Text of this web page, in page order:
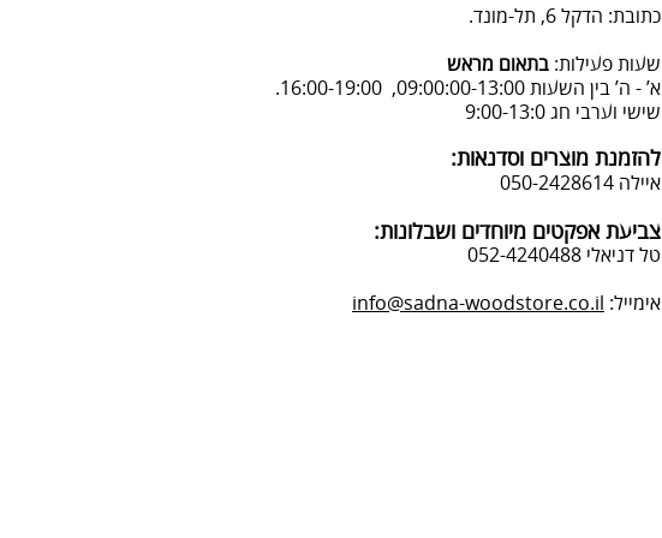
כתובת: הדקל 6, תל-מונד.
שעות פעילות: בתאום מראש
א’ - ה’ בין השעות 09:00:00-13:00, 16:00-19:00.
שישי וערבי חג 9:00-13:0
להזמנת מוצרים וסדנאות:
איילה 050-2428614
צביעת אפקטים מיוחדים ושבלונות:
טל דניאלי 052-4240488
אימייל: info@sadna-woodstore.co.il